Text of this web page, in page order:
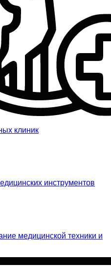
клиник
инструментов
медицинской техники и